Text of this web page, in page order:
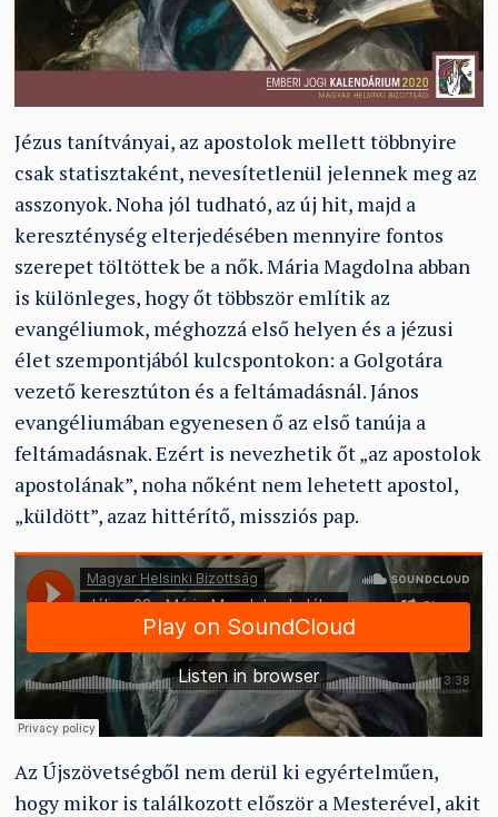
Jézus tanítványai, az apostolok mellett többnyire
csak statisztaként, nevesítetlenül jelennek meg az
asszonyok. Noha jól tudható, az új hit, majd a
kereszténység elterjedésében mennyire fontos
szerepet töltöttek be a nők. Mária Magdolna abban
is különleges, hogy őt többször említik az
evangéliumok, méghozzá első helyen és a jézusi
élet szempontjából kulcspontokon: a Golgotára
vezető keresztúton és a feltámadásnál. János
evangéliumában egyenesen ő az első tanúja a
feltámadásnak. Ezért is nevezhetik őt „az apostolok
apostolának”, noha nőként nem lehetett apostol,
„küldött”, azaz hittérítő, missziós pap.
Az Újszövetségből nem derül ki egyértelműen,
hogy mikor is találkozott először a Mesterével, akit